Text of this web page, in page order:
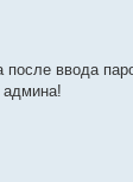
ввода
админа!